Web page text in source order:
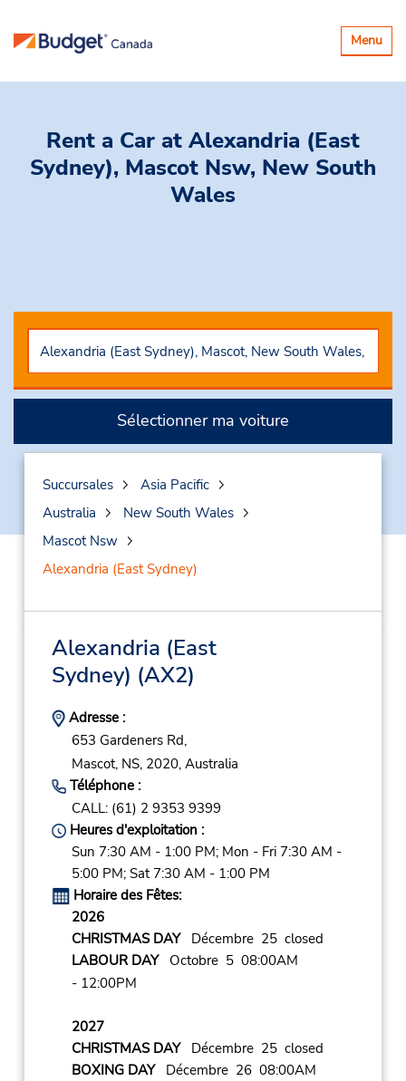
Basculer
la
Menu
Rent a Car at Alexandria (East
Sydney), Mascot Nsw, New South
Wales
Sélectionner ma voiture
Succursales
Asia Pacific
Australia
New South Wales
Mascot Nsw
Alexandria (East Sydney)
Alexandria (East
Sydney) (AX2)
Adresse :
653 Gardeners Rd,
Mascot, NS, 2020, Australia
Téléphone :
CALL: (61) 2 9353 9399
Heures d'exploitation :
Sun 7:30 AM - 1:00 PM; Mon - Fri 7:30 AM -
5:00 PM; Sat 7:30 AM - 1:00 PM
Horaire des Fêtes:
2026
CHRISTMAS DAYDécembre 25 closed
LABOUR DAYOctobre 5 08:00AM
- 12:00PM
2027
CHRISTMAS DAYDécembre 25 closed
BOXING DAYDécembre 26 08:00AM